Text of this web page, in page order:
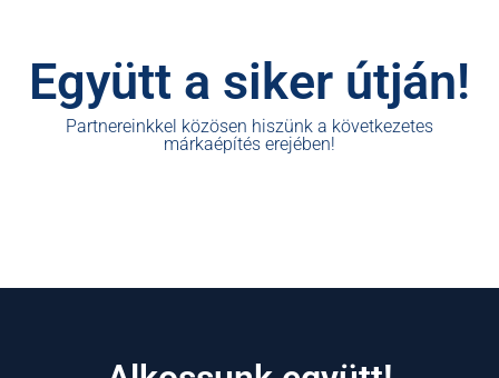
Együtt a siker útján!
Partnereinkkel közösen hiszünk a következetes
márkaépítés erejében!